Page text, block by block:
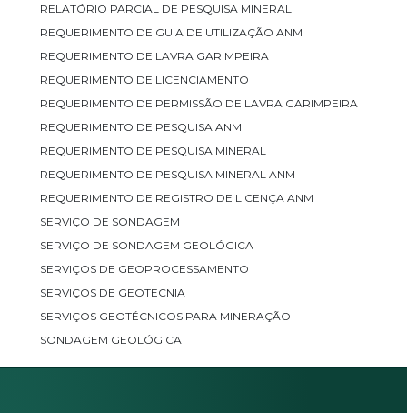
RELATÓRIO PARCIAL DE PESQUISA MINERAL
REQUERIMENTO DE GUIA DE UTILIZAÇÃO ANM
REQUERIMENTO DE LAVRA GARIMPEIRA
REQUERIMENTO DE LICENCIAMENTO
REQUERIMENTO DE PERMISSÃO DE LAVRA GARIMPEIRA
REQUERIMENTO DE PESQUISA ANM
REQUERIMENTO DE PESQUISA MINERAL
REQUERIMENTO DE PESQUISA MINERAL ANM
REQUERIMENTO DE REGISTRO DE LICENÇA ANM
SERVIÇO DE SONDAGEM
SERVIÇO DE SONDAGEM GEOLÓGICA
SERVIÇOS DE GEOPROCESSAMENTO
SERVIÇOS DE GEOTECNIA
SERVIÇOS GEOTÉCNICOS PARA MINERAÇÃO
SONDAGEM GEOLÓGICA